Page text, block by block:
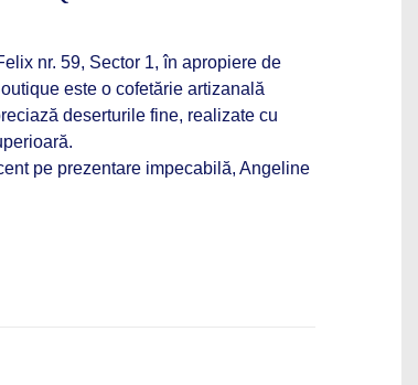
nr. 59, Sector 1, în apropiere de
este o cofetărie artizanală
deserturile fine, realizate cu
pe prezentare impecabilă, Angeline